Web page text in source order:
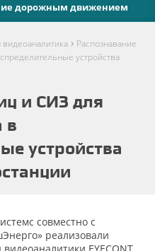
дорожным движением
видеоаналитика › Распознавание
устройства
и СИЗ для
в
устройства
совместно с
реализовали